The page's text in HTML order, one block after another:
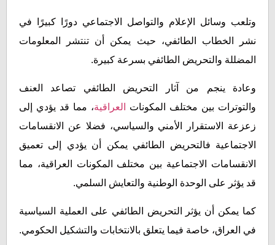
وتلعب وسائل الإعلام والتواصل الاجتماعي دورًا كبيرًا في
نشر الخطاب الطائفي، حيث يمكن أن تنتشر المعلومات
المضللة والتحريض الطائفي بسرعة كبيرة.
وعادة ينجم من آثار التحريض الطائفي تصاعد العنف
والتوترات بين مختلف المكونات
العراقية، مما قد يؤدي إلى
زعزعة الاستقرار الأمني والسياسي، فضلا عن الانقسامات
الاجتماعية فالتحريض الطائفي يمكن أن يؤدي إلى تعميق
الانقسامات الاجتماعية بين مختلف المكونات العراقية، مما
قد يؤثر على الوحدة الوطنية والتعايش السلمي.
كما يمكن أن يؤثر التحريض الطائفي على العملية السياسية
في العراق، خاصة فيما يتعلق بالانتخابات والتشكيل الحكومي.